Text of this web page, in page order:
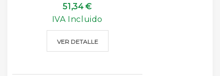
51,34 €
IVA Incluido
VER DETALLE